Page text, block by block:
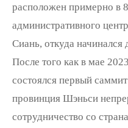
расположен примерно в
административного
Сиань, откуда
После того как в мае
состоялся первый
провинция Шэньси
сотрудничество со